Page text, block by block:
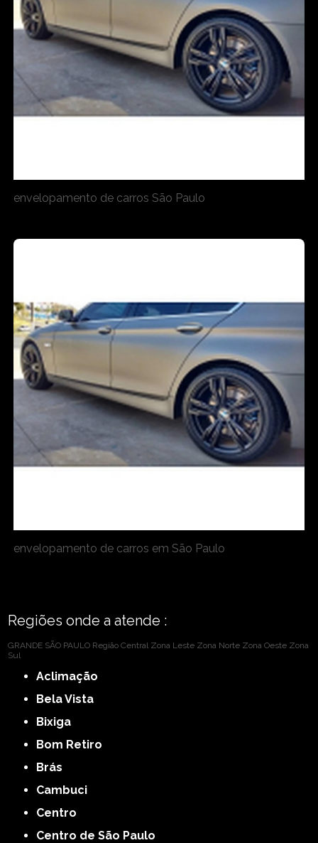
envelopamento de carros São Paulo
envelopamento de carros em São Paulo
Regiões onde a atende :
GRANDE SÃO PAULO Região Central Zona Leste Zona Norte Zona Oeste Zona
Sul
Aclimação
Bela Vista
Bixiga
Bom Retiro
Brás
Cambuci
Centro
Centro de São Paulo